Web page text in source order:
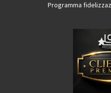
Programma